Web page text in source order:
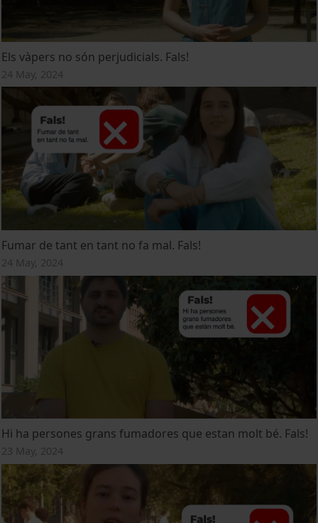
Els vàpers no són perjudicials. Fals!
24 May, 2024
Fumar de tant en tant no fa mal. Fals!
24 May, 2024
Hi ha persones grans fumadores que estan molt bé. Fals!
23 May, 2024